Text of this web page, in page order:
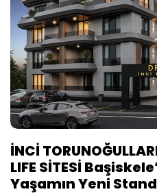
İNCİ
LIFE SİTESİ
Yaşamın Yeni